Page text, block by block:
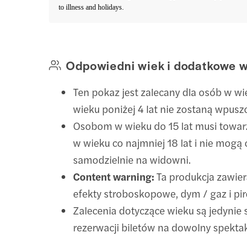
to illness and holidays.
Odpowiedni wiek i dodatkowe
Ten pokaz jest zalecany dla osób w
wieku poniżej 4 lat nie zostaną
Osobom w wieku do 15 lat musi
w wieku co najmniej 18 lat i nie mogą
samodzielnie na widowni.
Content warning:Ta produkcja
efekty stroboskopowe, dym / gaz i
Zalecenia dotyczące wieku są jedynie
rezerwacji biletów na dowolny